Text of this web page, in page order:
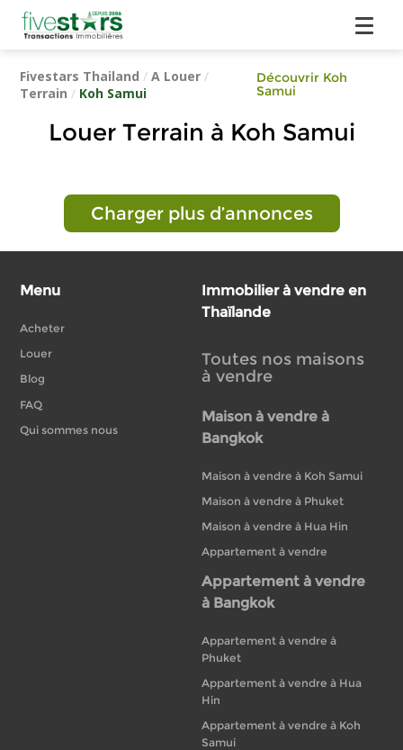
Fivestars Thailand /A Louer /
Terrain / Koh Samui
Découvrir Koh
Samui
Louer Terrain à Koh Samui
Charger plus d’annonces
Menu
Acheter
Louer
Blog
FAQ
Qui sommes nous
Immobilier à vendre en
Thaïlande
Toutes nos maisons
à vendre
Maison à vendre à
Bangkok
Maison à vendre à Koh Samui
Maison à vendre à Phuket
Maison à vendre à Hua Hin
Appartement à vendre
Appartement à vendre
à Bangkok
Appartement à vendre à
Phuket
Appartement à vendre à Hua
Hin
Appartement à vendre à Koh
Samui